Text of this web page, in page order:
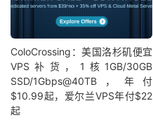
ColoCrossing：美国洛杉矶便宜
VPS补货，1核1GB/30GB
SSD/1Gbps@40TB，年付
$10.99起，爱尔兰VPS年付$22
起